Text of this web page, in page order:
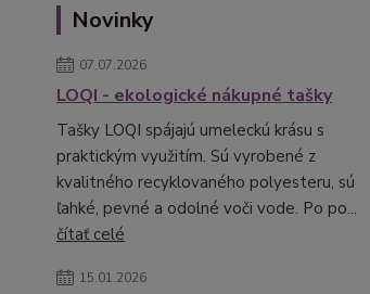
Novinky
07.07.2026
LOQI - ekologické nákupné tašky
Tašky LOQI spájajú umeleckú krásu s
praktickým využitím. Sú vyrobené z
kvalitného recyklovaného polyesteru, sú
ľahké, pevné a odolné voči vode. Po po...
čítať celé
15.01.2026